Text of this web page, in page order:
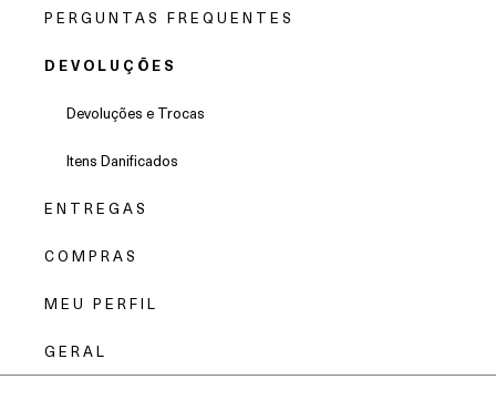
PERGUNTAS FREQUENTES
DEVOLUÇÕES
Devoluções e Trocas
Itens Danificados
ENTREGAS
COMPRAS
MEU PERFIL
GERAL